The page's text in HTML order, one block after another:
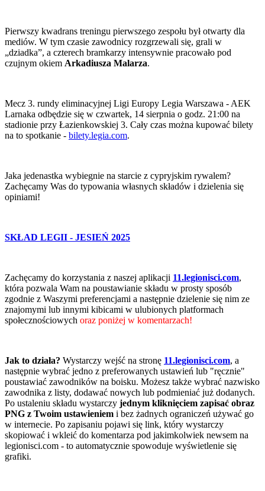
Pierwszy kwadrans treningu pierwszego zespołu był otwarty dla
mediów. W tym czasie zawodnicy rozgrzewali się, grali w
„dziadka”, a czterech bramkarzy intensywnie pracowało pod
czujnym okiem Arkadiusza Malarza.
Mecz 3. rundy eliminacyjnej Ligi Europy Legia Warszawa - AEK
Larnaka odbędzie się w czwartek, 14 sierpnia o godz. 21:00 na
stadionie przy Łazienkowskiej 3. Cały czas można kupować bilety
na to spotkanie - bilety.legia.com.
Jaka jedenastka wybiegnie na starcie z cypryjskim rywalem?
Zachęcamy Was do typowania własnych składów i dzielenia się
opiniami!
SKŁAD LEGII - JESIEŃ 2025
Zachęcamy do korzystania z naszej aplikacji 11.legionisci.com,
która pozwala Wam na poustawianie składu w prosty sposób
zgodnie z Waszymi preferencjami a następnie dzielenie się nim ze
znajomymi lub innymi kibicami w ulubionych platformach
społecznościowych oraz poniżej w komentarzach!
Jak to działa? Wystarczy wejść na stronę 11.legionisci.com, a
następnie wybrać jedno z preferowanych ustawień lub "ręcznie"
poustawiać zawodników na boisku. Możesz także wybrać nazwisko
zawodnika z listy, dodawać nowych lub podmieniać już dodanych.
Po ustaleniu składu wystarczy jednym kliknięciem zapisać obraz
PNG z Twoim ustawieniem i bez żadnych ograniczeń używać go
w internecie. Po zapisaniu pojawi się link, który wystarczy
skopiować i wkleić do komentarza pod jakimkolwiek newsem na
legionisci.com - to automatycznie spowoduje wyświetlenie się
grafiki.